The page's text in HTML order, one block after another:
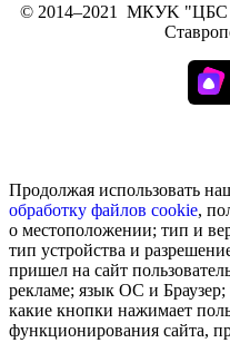
© 2014–2021
МКУK "ЦБС
Продолжая использовать
обработку файлов cookie,
о местоположении; тип и
тип устройства и
пришел на сайт
рекламе; язык ОС и
какие кнопки нажимает
функционирования сайта,